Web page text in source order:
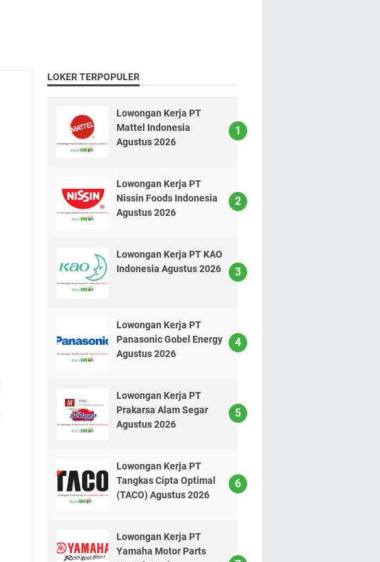
LOKER TERPOPULER
Lowongan Kerja PT
Mattel Indonesia
Agustus 2026
Lowongan Kerja PT
Nissin Foods Indonesia
Agustus 2026
Lowongan Kerja PT KAO
Indonesia Agustus 2026
Lowongan Kerja PT
Panasonic Gobel Energy
Agustus 2026
Lowongan Kerja PT
Prakarsa Alam Segar
Agustus 2026
Lowongan Kerja PT
Tangkas Cipta Optimal
(TACO) Agustus 2026
Lowongan Kerja PT
Yamaha Motor Parts